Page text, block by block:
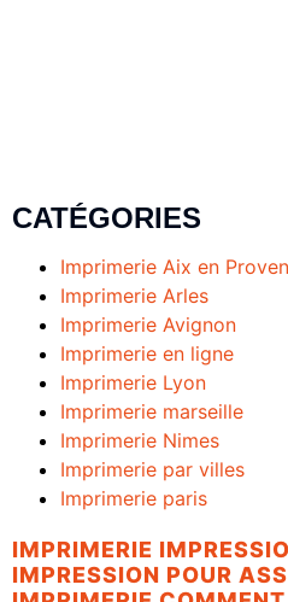
CATÉGORIES
Imprimerie Aix en
Imprimerie Arles
Imprimerie Avignon
Imprimerie en ligne
Imprimerie Lyon
Imprimerie marseille
Imprimerie Nimes
Imprimerie par villes
Imprimerie paris
IMPRIMERIE
IMPRESSION POUR